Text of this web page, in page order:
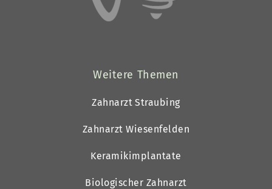
Weitere Themen
Zahnarzt Straubing
Zahnarzt Wiesenfelden
Keramikimplantate
Biologischer Zahnarzt